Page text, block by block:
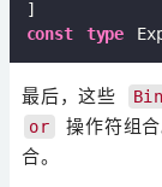
const
type
最后，这些
or 操作符组合
合。